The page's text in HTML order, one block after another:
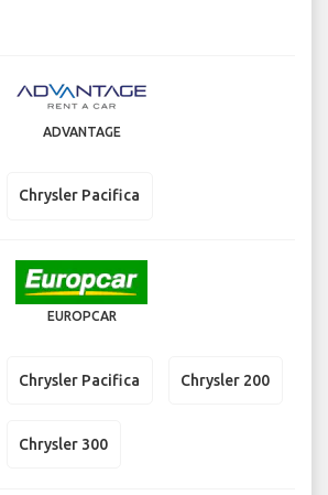
ADVANTAGE
Chrysler Pacifica
EUROPCAR
Chrysler Pacifica Chrysler 200
Chrysler 300